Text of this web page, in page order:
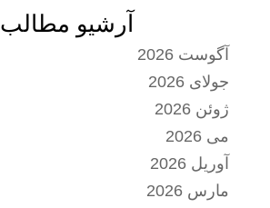
آرشیو مطالب
آگوست 2026
جولای 2026
ژوئن 2026
می 2026
آوریل 2026
مارس 2026